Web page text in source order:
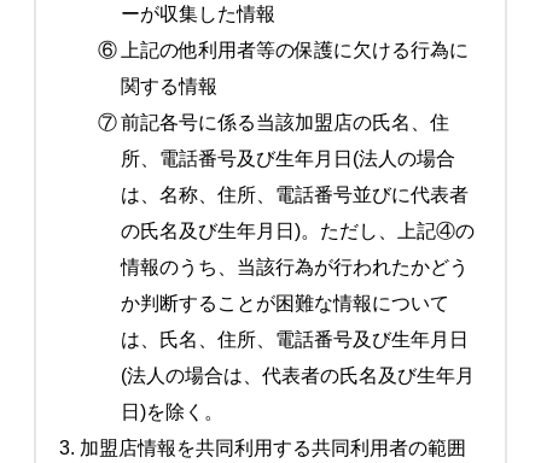
ーが収集した情報
⑥
上記の他利用者等の保護に欠ける行為に
関する情報
⑦前記各号に係る当該加盟店の氏名、住
所、電話番号及び生年月日(法人の場合
は、名称、住所、電話番号並びに代表者
の氏名及び生年月日)。ただし、上記④の
情報のうち、当該行為が行われたかどう
か判断することが困難な情報について
は、氏名、住所、電話番号及び生年月日
(法人の場合は、代表者の氏名及び生年月
日)を除く。
3. 加盟店情報を共同利用する共同利用者の範囲